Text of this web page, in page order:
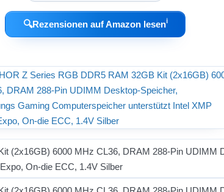
🔍Rezensionen auf Amazon lesenℹ︎